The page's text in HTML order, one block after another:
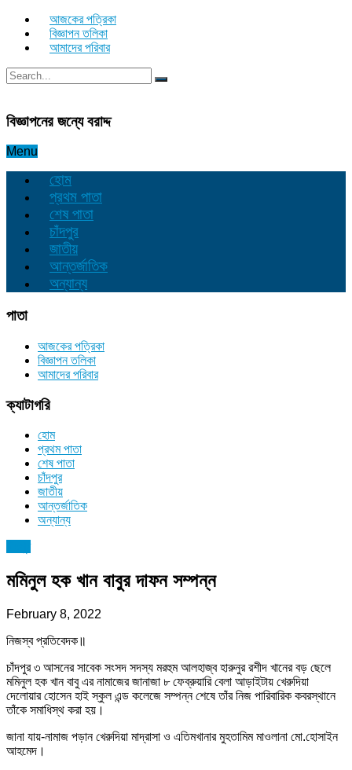
আজকের পত্রিকা
বিজ্ঞাপন তলিকা
আমাদের পরিবার
বিজ্ঞাপনের জন্যে বরাদ্দ
Menu
হোম
প্রথম পাতা
শেষ পাতা
চাঁদপুর
জাতীয়
আন্তর্জাতিক
অন্যান্য
পাতা
আজকের পত্রিকা
বিজ্ঞাপন তলিকা
আমাদের পরিবার
ক্যাটাগরি
হোম
প্রথম পাতা
শেষ পাতা
চাঁদপুর
জাতীয়
আন্তর্জাতিক
অন্যান্য
মমিনুল হক খান বাবুর দাফন সম্পন্ন
February 8, 2022
নিজস্ব প্রতিবেদক॥
চাঁদপুর ৩ আসনের সাবেক সংসদ সদস্য মরহুম আলহাজ্ব হারুনুর রশীদ খানের বড় ছেলে
মমিনুল হক খান বাবু এর নামাজের জানাজা ৮ ফেব্রুয়ারি বেলা আড়াইটায় খেরুদিয়া
দেলোয়ার হোসেন হাই স্কুল এন্ড কলেজে সম্পন্ন শেষে তাঁর নিজ পারিবারিক কবরস্থানে
তাঁকে সমাধিস্থ করা হয়।
জানা যায়-নামাজ পড়ান খেরুদিয়া মাদ্রাসা ও এতিমখানার মুহতামিম মাওলানা মো.হোসাইন
আহমেদ।